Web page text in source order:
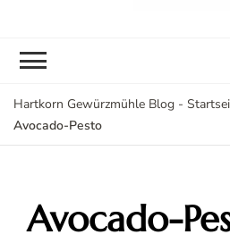
Hartkorn Gewürzmühle Blog -
Avocado-Pesto
Avocado-